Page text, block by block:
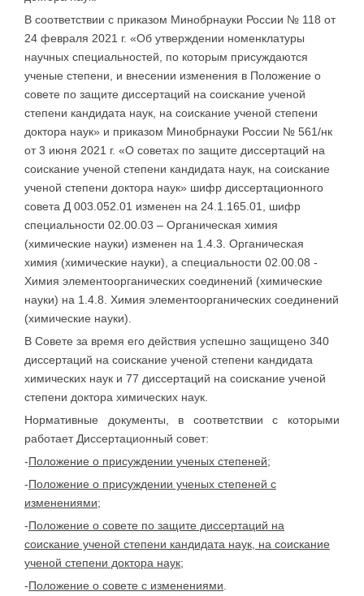
В соответствии с приказом Минобрнауки России № 118 от
24 февраля 2021 г. «Об утверждении номенклатуры
научных специальностей, по которым присуждаются
ученые степени, и внесении изменения в Положение о
совете по защите диссертаций на соискание ученой
степени кандидата наук, на соискание ученой степени
доктора наук» и приказом Минобрнауки России № 561/нк
от 3 июня 2021 г. «О советах по защите диссертаций на
соискание ученой степени кандидата наук, на соискание
ученой степени доктора наук» шифр диссертационного
совета Д 003.052.01 изменен на 24.1.165.01, шифр
специальности 02.00.03 – Органическая химия
(химические науки) изменен на 1.4.3. Органическая
химия (химические науки), а специальности 02.00.08 -
Химия элементоорганических соединений (химические
науки) на 1.4.8. Химия элементоорганических соединений
(химические науки).
В Совете за время его действия успешно защищено 340
диссертаций на соискание ученой степени кандидата
химических наук и 77 диссертаций на соискание ученой
степени доктора химических наук.
Нормативные документы, в соответствии с которыми
работает Диссертационный совет:
-Положение о присуждении ученых степеней;
-Положение о присуждении ученых степеней с
изменениями;
-Положение о совете по защите диссертаций на
соискание ученой степени кандидата наук, на соискание
ученой степени доктора наук;
-Положение о совете с изменениями